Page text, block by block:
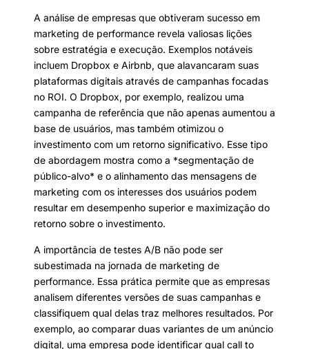
A análise de empresas que obtiveram sucesso em
marketing de performance revela valiosas lições
sobre estratégia e execução. Exemplos notáveis
incluem Dropbox e Airbnb, que alavancaram suas
plataformas digitais através de campanhas focadas
no ROI. O Dropbox, por exemplo, realizou uma
campanha de referência que não apenas aumentou a
base de usuários, mas também otimizou o
investimento com um retorno significativo. Esse tipo
de abordagem mostra como a *segmentação de
público-alvo* e o alinhamento das mensagens de
marketing com os interesses dos usuários podem
resultar em desempenho superior e maximização do
retorno sobre o investimento.
A importância de testes A/B não pode ser
subestimada na jornada de marketing de
performance. Essa prática permite que as empresas
analisem diferentes versões de suas campanhas e
classifiquem qual delas traz melhores resultados. Por
exemplo, ao comparar duas variantes de um anúncio
digital, uma empresa pode identificar qual call to